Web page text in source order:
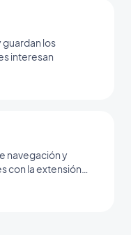
guardan los
interesan
navegación y
con la extensión